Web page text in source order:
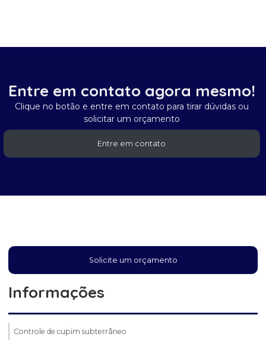
Entre em contato agora mesmo!
Clique no botão e entre em contato para tirar dúvidas ou
solicitar um orçamento
Entre em contato
Solicite um orçamento
Informações
Controle de cupim subterrâneo